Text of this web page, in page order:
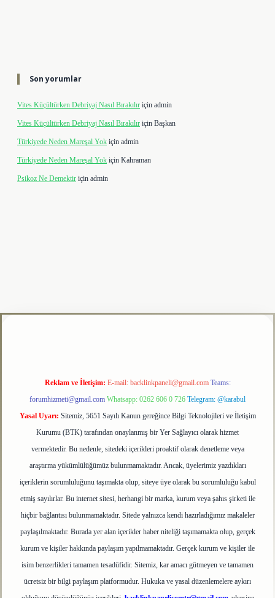
Son yorumlar
Vites Küçültürken Debriyaj Nasıl Bırakılır için admin
Vites Küçültürken Debriyaj Nasıl Bırakılır için Başkan
Türkiyede Neden Mareşal Yok için admin
Türkiyede Neden Mareşal Yok için Kahraman
Psikoz Ne Demektir için admin
Reklam ve İletişim: E-mail: backlinkpaneli@gmail.com Teams:
forumhizmeti@gmail.com Whatsapp: 0262 606 0 726 Telegram: @karabul
Yasal Uyarı: Sitemiz, 5651 Sayılı Kanun gereğince Bilgi Teknolojileri ve İletişim
Kurumu (BTK) tarafından onaylanmış bir Yer Sağlayıcı olarak hizmet
vermektedir. Bu nedenle, sitedeki içerikleri proaktif olarak denetleme veya
araştırma yükümlülüğümüz bulunmamaktadır. Ancak, üyelerimiz yazdıkları
içeriklerin sorumluluğunu taşımakta olup, siteye üye olarak bu sorumluluğu kabul
etmiş sayılırlar. Bu internet sitesi, herhangi bir marka, kurum veya şahıs şirketi ile
hiçbir bağlantısı bulunmamaktadır. Sitede yalnızca kendi hazırladığımız makaleler
paylaşılmaktadır. Burada yer alan içerikler haber niteliği taşımamakta olup, gerçek
kurum ve kişiler hakkında paylaşım yapılmamaktadır. Gerçek kurum ve kişiler ile
isim benzerlikleri tamamen tesadüfidir. Sitemiz, kar amacı gütmeyen ve tamamen
ücretsiz bir bilgi paylaşım platformudur. Hukuka ve yasal düzenlemelere aykırı